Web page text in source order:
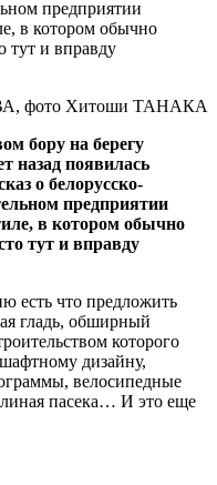
предприятии
в котором обычно
тут и вправду
фото Хитоши ТАНАКА
бору на берегу
назад появилась
о белорусско-
предприятии
в котором обычно
тут и вправду
есть что предложить
гладь, обширный
которого
дизайну,
велосипедные
пасека… И это еще